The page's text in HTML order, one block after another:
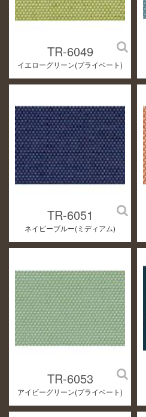
TR-6049
イエローグリーン(プライベート)
TR-6051
ネイビーブルー(ミディアム)
TR-6053
アイビーグリーン(プライベート)